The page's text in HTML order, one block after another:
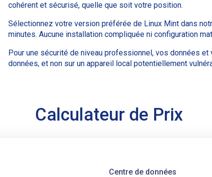
cohérent et sécurisé, quelle que soit votre position.
Sélectionnez votre version préférée de Linux Mint dans
minutes. Aucune installation compliquée ni configuration
Pour une sécurité de niveau professionnel, vos données
données, et non sur un appareil local potentiellement
Calculateur de Prix
Centre de données